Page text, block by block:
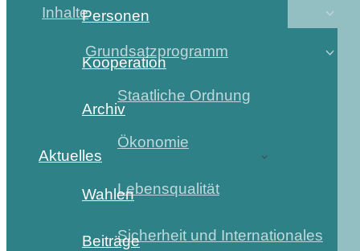
Inhalte
Grundsatzprogramm
Staatliche Ordnung
Ökonomie
Lebensqualität
Sicherheit und Internationales
Personen
Kooperation
Archiv
Aktuelles
Wahlen
Beiträge